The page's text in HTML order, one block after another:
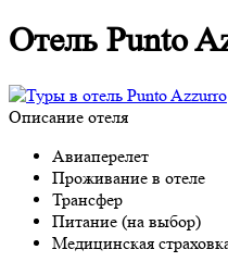
Отель Punto
Описание отеля
Авиаперелет
Проживание в отеле
Трансфер
Питание (на выбор)
Медицинская